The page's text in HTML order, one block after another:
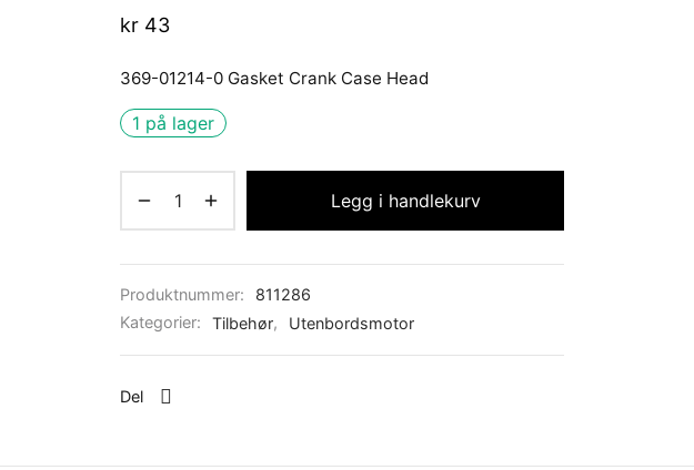
kr 43
369-01214-0 Gasket Crank Case Head
1 på lager
Legg i handlekurv
Produktnummer:
811286
Kategorier:
Tilbehør, Utenbordsmotor
Del